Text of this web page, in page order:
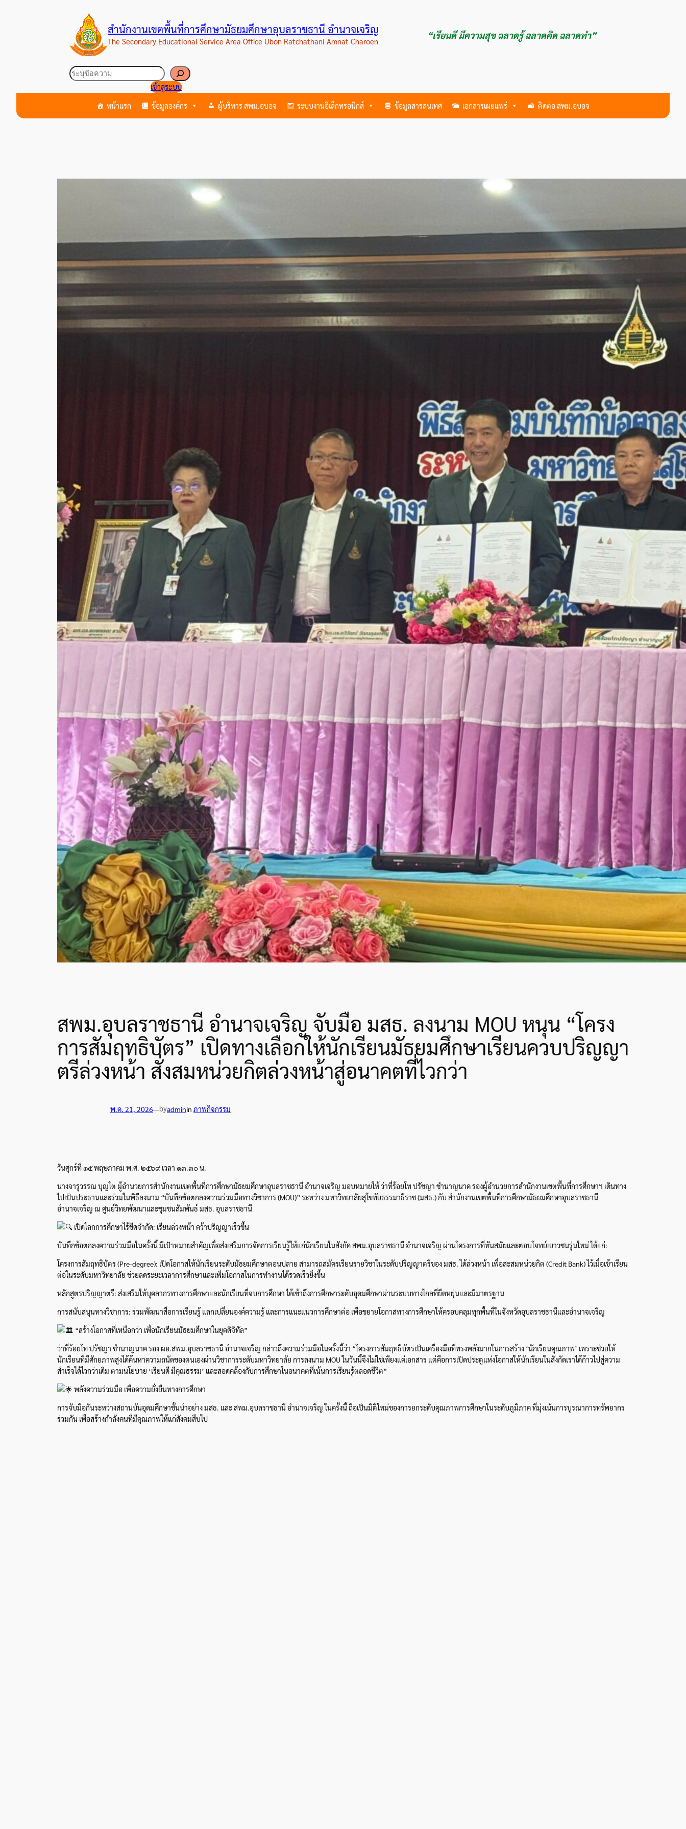
สำนักงานเขตพื้นที่การศึกษามัธยมศึกษาอุบลราชธานี อำนาจเจริญ
The Secondary Educational Service Area Office Ubon Ratchathani Amnat Charoen
“เรียนดี มีความสุข ฉลาดรู้ ฉลาดคิด ฉลาดทำ”
ค้นหา
เข้าสู่ระบบ
หน้าแรก ข้อมูลองค์กร ผู้บริหาร สพม.อบอจ ระบบงานอิเล็กทรอนิกส์ ข้อมูลสารสนเทศ เอกสารเผยแพร่ ติดต่อ สพม.อบอจ
สพม.อุบลราชธานี อำนาจเจริญ จับมือ มสธ. ลงนาม MOU หนุน “โครง
การสัมฤทธิบัตร” เปิดทางเลือกให้นักเรียนมัธยมศึกษาเรียนควบปริญญา
ตรีล่วงหน้า สั่งสมหน่วยกิตล่วงหน้าสู่อนาคตที่ไวกว่า
พ.ค. 21, 2026—byadminin ภาพกิจกรรม
วันศุกร์ที่ ๑๕ พฤษภาคม พ.ศ. ๒๕๖๙ เวลา ๑๓.๓๐ น.
นางจารุวรรณ บุญโต ผู้อำนวยการสำนักงานเขตพื้นที่การศึกษามัธยมศึกษาอุบลราชธานี อำนาจเจริญ มอบหมายให้ ว่าที่ร้อยโท ปรัชญา ชำนาญนาค รองผู้อำนวยการสำนักงานเขตพื้นที่การศึกษาฯ เดินทาง
ไปเป็นประธานและร่วมในพิธีลงนาม “บันทึกข้อตกลงความร่วมมือทางวิชาการ (MOU)” ระหว่าง มหาวิทยาลัยสุโขทัยธรรมาธิราช (มสธ.) กับ สำนักงานเขตพื้นที่การศึกษามัธยมศึกษาอุบลราชธานี
อำนาจเจริญ ณ ศูนย์วิทยพัฒนาและชุมชนสัมพันธ์ มสธ. อุบลราชธานี
เปิดโลกการศึกษาไร้ขีดจำกัด: เรียนล่วงหน้า คว้าปริญญาเร็วขึ้น
บันทึกข้อตกลงความร่วมมือในครั้งนี้ มีเป้าหมายสำคัญเพื่อส่งเสริมการจัดการเรียนรู้ให้แก่นักเรียนในสังกัด สพม.อุบลราชธานี อำนาจเจริญ ผ่านโครงการที่ทันสมัยและตอบโจทย์เยาวชนรุ่นใหม่ ได้แก่:
โครงการสัมฤทธิบัตร (Pre-degree): เปิดโอกาสให้นักเรียนระดับมัธยมศึกษาตอนปลาย สามารถสมัครเรียนรายวิชาในระดับปริญญาตรีของ มสธ. ได้ล่วงหน้า เพื่อสะสมหน่วยกิต (Credit Bank) ไว้เมื่อเข้าเรียน
ต่อในระดับมหาวิทยาลัย ช่วยลดระยะเวลาการศึกษาและเพิ่มโอกาสในการทำงานได้รวดเร็วยิ่งขึ้น
หลักสูตรปริญญาตรี: ส่งเสริมให้บุคลากรทางการศึกษาและนักเรียนที่จบการศึกษา ได้เข้าถึงการศึกษาระดับอุดมศึกษาผ่านระบบทางไกลที่ยืดหยุ่นและมีมาตรฐาน
การสนับสนุนทางวิชาการ: ร่วมพัฒนาสื่อการเรียนรู้ แลกเปลี่ยนองค์ความรู้ และการแนะแนวการศึกษาต่อ เพื่อขยายโอกาสทางการศึกษาให้ครอบคลุมทุกพื้นที่ในจังหวัดอุบลราชธานีและอำนาจเจริญ
“สร้างโอกาสที่เหนือกว่า เพื่อนักเรียนมัธยมศึกษาในยุคดิจิทัล”
ว่าที่ร้อยโท ปรัชญา ชำนาญนาค รอง ผอ.สพม.อุบลราชธานี อำนาจเจริญ กล่าวถึงความร่วมมือในครั้งนี้ว่า “โครงการสัมฤทธิบัตรเป็นเครื่องมือที่ทรงพลังมากในการสร้าง ‘นักเรียนคุณภาพ’ เพราะช่วยให้
นักเรียนที่มีศักยภาพสูงได้ค้นหาความถนัดของตนเองผ่านวิชาการระดับมหาวิทยาลัย การลงนาม MOU ในวันนี้จึงไม่ใช่เพียงแค่เอกสาร แต่คือการเปิดประตูแห่งโอกาสให้นักเรียนในสังกัดเราได้ก้าวไปสู่ความ
สำเร็จได้ไวกว่าเดิม ตามนโยบาย ‘เรียนดี มีคุณธรรม’ และสอดคล้องกับการศึกษาในอนาคตที่เน้นการเรียนรู้ตลอดชีวิต”
พลังความร่วมมือ เพื่อความยั่งยืนทางการศึกษา
การจับมือกันระหว่างสถานบันอุดมศึกษาชั้นนำอย่าง มสธ. และ สพม.อุบลราชธานี อำนาจเจริญ ในครั้งนี้ ถือเป็นมิติใหม่ของการยกระดับคุณภาพการศึกษาในระดับภูมิภาค ที่มุ่งเน้นการบูรณาการทรัพยากร
ร่วมกัน เพื่อสร้างกำลังคนที่มีคุณภาพให้แก่สังคมสืบไป